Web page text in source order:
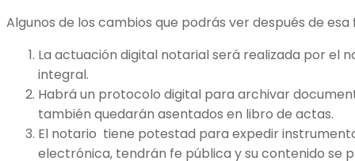
Algunos de los cambios que podrás ver después de esa
La actuación digital notarial será realizada por el
integral.
Habrá un protocolo digital para archivar
también quedarán asentados en libro de actas.
El notario tiene potestad para expedir
electrónica, tendrán fe pública y su contenido se